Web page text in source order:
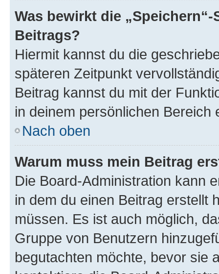
Was bewirkt die
Beitrags?
Hiermit kannst du die
späteren Zeitpunkt
Beitrag kannst du mit der
in deinem persönlichen Bereich
Nach oben
Warum muss mein Beitrag
Die Board-Administration kann
in dem du einen Beitrag erstellt
müssen. Es ist auch möglich,
Gruppe von Benutzern
begutachten möchte, bevor sie